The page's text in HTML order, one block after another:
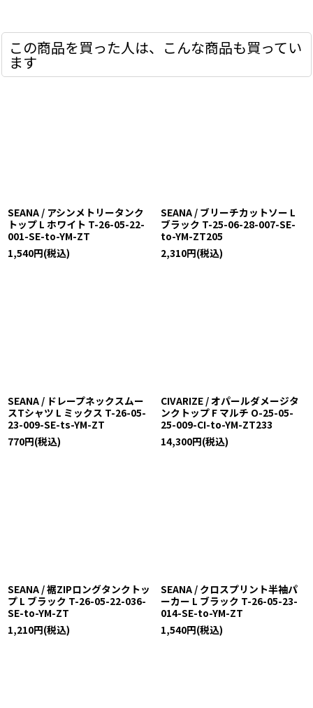
この商品を買った人は、こんな商品も買ってい
ます
SEANA / アシンメトリータンク
トップ L ホワイト T-26-05-22-
001-SE-to-YM-ZT
1,540円(税込)
SEANA / ブリーチカットソー L
ブラック T-25-06-28-007-SE-
to-YM-ZT205
2,310円(税込)
SEANA / ドレープネックスムー
スTシャツ L ミックス T-26-05-
23-009-SE-ts-YM-ZT
770円(税込)
CIVARIZE / オパールダメージタ
ンクトップ F マルチ O-25-05-
25-009-CI-to-YM-ZT233
14,300円(税込)
SEANA / 裾ZIPロングタンクトッ
プ L ブラック T-26-05-22-036-
SE-to-YM-ZT
1,210円(税込)
SEANA / クロスプリント半袖パ
ーカー L ブラック T-26-05-23-
014-SE-to-YM-ZT
1,540円(税込)